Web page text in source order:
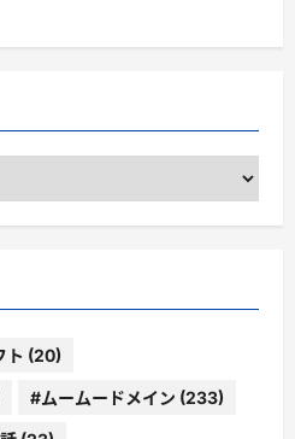
ト (20)
#ムームードメイン (233)